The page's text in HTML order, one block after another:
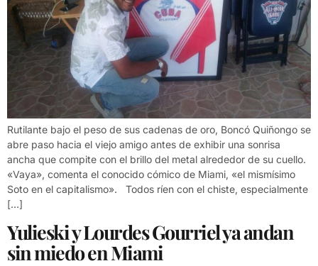
Rutilante bajo el peso de sus cadenas de oro, Boncó Quiñongo se
abre paso hacia el viejo amigo antes de exhibir una sonrisa
ancha que compite con el brillo del metal alrededor de su cuello.
«Vaya», comenta el conocido cómico de Miami, «el mismísimo
Soto en el capitalismo». Todos ríen con el chiste, especialmente
[…]
Yulieski y Lourdes Gourriel ya andan
sin miedo en Miami